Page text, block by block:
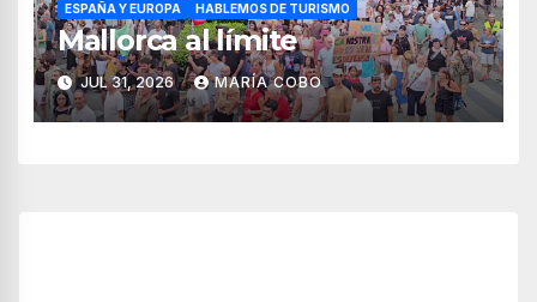
ESPAÑA Y EUROPA HABLEMOS DE TURISMO
Mallorca al límite
JUL 31, 2026 MARÍA COBO